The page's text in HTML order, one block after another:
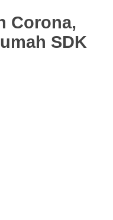
Corona,
SDK